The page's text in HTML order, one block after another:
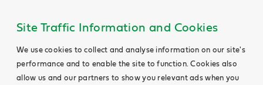
Site Traffic Information and Cookies
We use cookies to collect and analyse information on our site's
performance and to enable the site to function. Cookies also
allow us and our partners to show you relevant ads when you